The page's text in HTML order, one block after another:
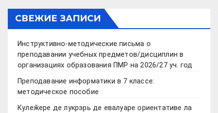
СВЕЖИЕ ЗАПИСИ
Инструктивно-методические письма о
преподавании учебных предметов/дисциплин в
организациях образования ПМР на 2026/27 уч. год
Преподавание информатики в 7 классе:
методическое пособие
Кулеӂере де лукрэрь де евалуаре ориентативе ла